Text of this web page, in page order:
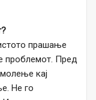
прашање
проблемот. Пред
кај
Не го